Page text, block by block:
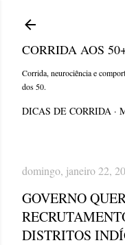
CORRIDA AOS
Corrida, neurociência e
dos 50.
DICAS DE CORRIDA
domingo, janeiro 22,
GOVERNO
DISTRITOS